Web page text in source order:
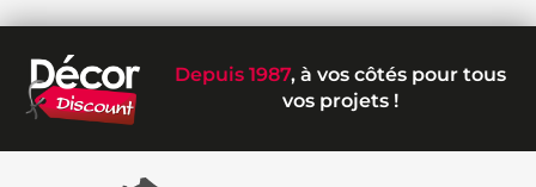
Depuis 1987, à vos côtés pour tous
vos projets !